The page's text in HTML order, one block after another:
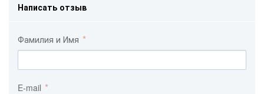
Написать отзыв
Фамилия и Имя
E-mail